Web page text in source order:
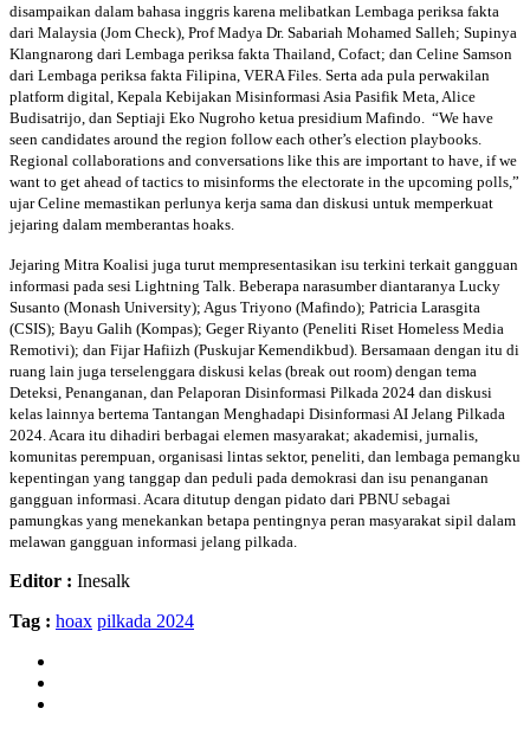
disampaikan dalam bahasa inggris karena melibatkan Lembaga periksa fakta
dari Malaysia (Jom Check), Prof Madya Dr. Sabariah Mohamed Salleh; Supinya
Klangnarong dari Lembaga periksa fakta Thailand, Cofact; dan Celine Samson
dari Lembaga periksa fakta Filipina, VERA Files. Serta ada pula perwakilan
platform digital, Kepala Kebijakan Misinformasi Asia Pasifik Meta, Alice
Budisatrijo, dan Septiaji Eko Nugroho ketua presidium Mafindo. “We have
seen candidates around the region follow each other’s election playbooks.
Regional collaborations and conversations like this are important to have, if we
want to get ahead of tactics to misinforms the electorate in the upcoming polls,”
ujar Celine memastikan perlunya kerja sama dan diskusi untuk memperkuat
jejaring dalam memberantas hoaks.
Jejaring Mitra Koalisi juga turut mempresentasikan isu terkini terkait gangguan
informasi pada sesi Lightning Talk. Beberapa narasumber diantaranya Lucky
Susanto (Monash University); Agus Triyono (Mafindo); Patricia Larasgita
(CSIS); Bayu Galih (Kompas); Geger Riyanto (Peneliti Riset Homeless Media
Remotivi); dan Fijar Hafiizh (Puskujar Kemendikbud). Bersamaan dengan itu di
ruang lain juga terselenggara diskusi kelas (break out room) dengan tema
Deteksi, Penanganan, dan Pelaporan Disinformasi Pilkada 2024 dan diskusi
kelas lainnya bertema Tantangan Menghadapi Disinformasi AI Jelang Pilkada
2024. Acara itu dihadiri berbagai elemen masyarakat; akademisi, jurnalis,
komunitas perempuan, organisasi lintas sektor, peneliti, dan lembaga pemangku
kepentingan yang tanggap dan peduli pada demokrasi dan isu penanganan
gangguan informasi. Acara ditutup dengan pidato dari PBNU sebagai
pamungkas yang menekankan betapa pentingnya peran masyarakat sipil dalam
melawan gangguan informasi jelang pilkada.
Editor : Inesalk
Tag : hoax pilkada 2024